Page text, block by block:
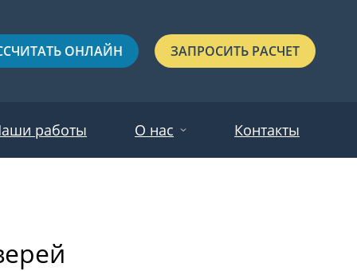
ОНЛАЙН ЗАПРОСИТЬ РАСЧЕТ
работы О нас Контакты